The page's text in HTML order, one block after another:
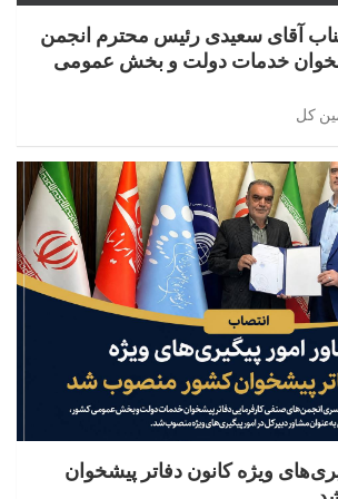
آقای سعیدی رئیس محترم انجمن
خدمات دولت و بخش عمومی
کل
ویژه کانون دفاتر پیشخوان